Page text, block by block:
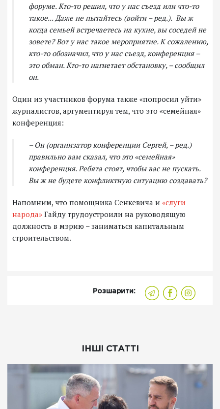
форуме. Кто-то решил, что у нас съезд или что-то
такое... Даже не пытайтесь (войти – ред.). Вы ж
когда семьей встречаетесь на кухне, вы соседей не
зовете? Вот у нас такое мероприятие. К сожалению,
кто-то обозначил, что у нас съезд, конференция –
это обман. Кто-то нагнетает обстановку, – сообщил
он.
Один из участников форума также «попросил уйти»
журналистов, аргументируя тем, что это «семейная»
конференция:
– Он (организатор конференции Сергей, – ред.)
правильно вам сказал, что это «семейная»
конференция. Ребята стоят, чтобы вас не пускать.
Вы ж не будете конфликтную ситуацию создавать?
Напомним, что помощника Сенкевича и «слуги
народа» Гайду трудоустроили на руководящую
должность в мэрию – заниматься капитальным
строительством.
Розшарити:
ІНШІ СТАТТІ